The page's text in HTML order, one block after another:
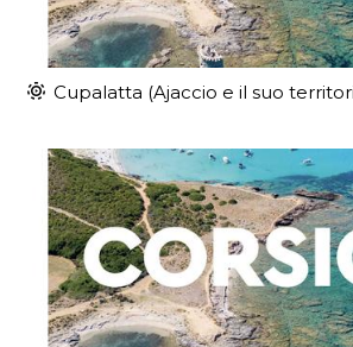
Cupalatta (Ajaccio e il suo